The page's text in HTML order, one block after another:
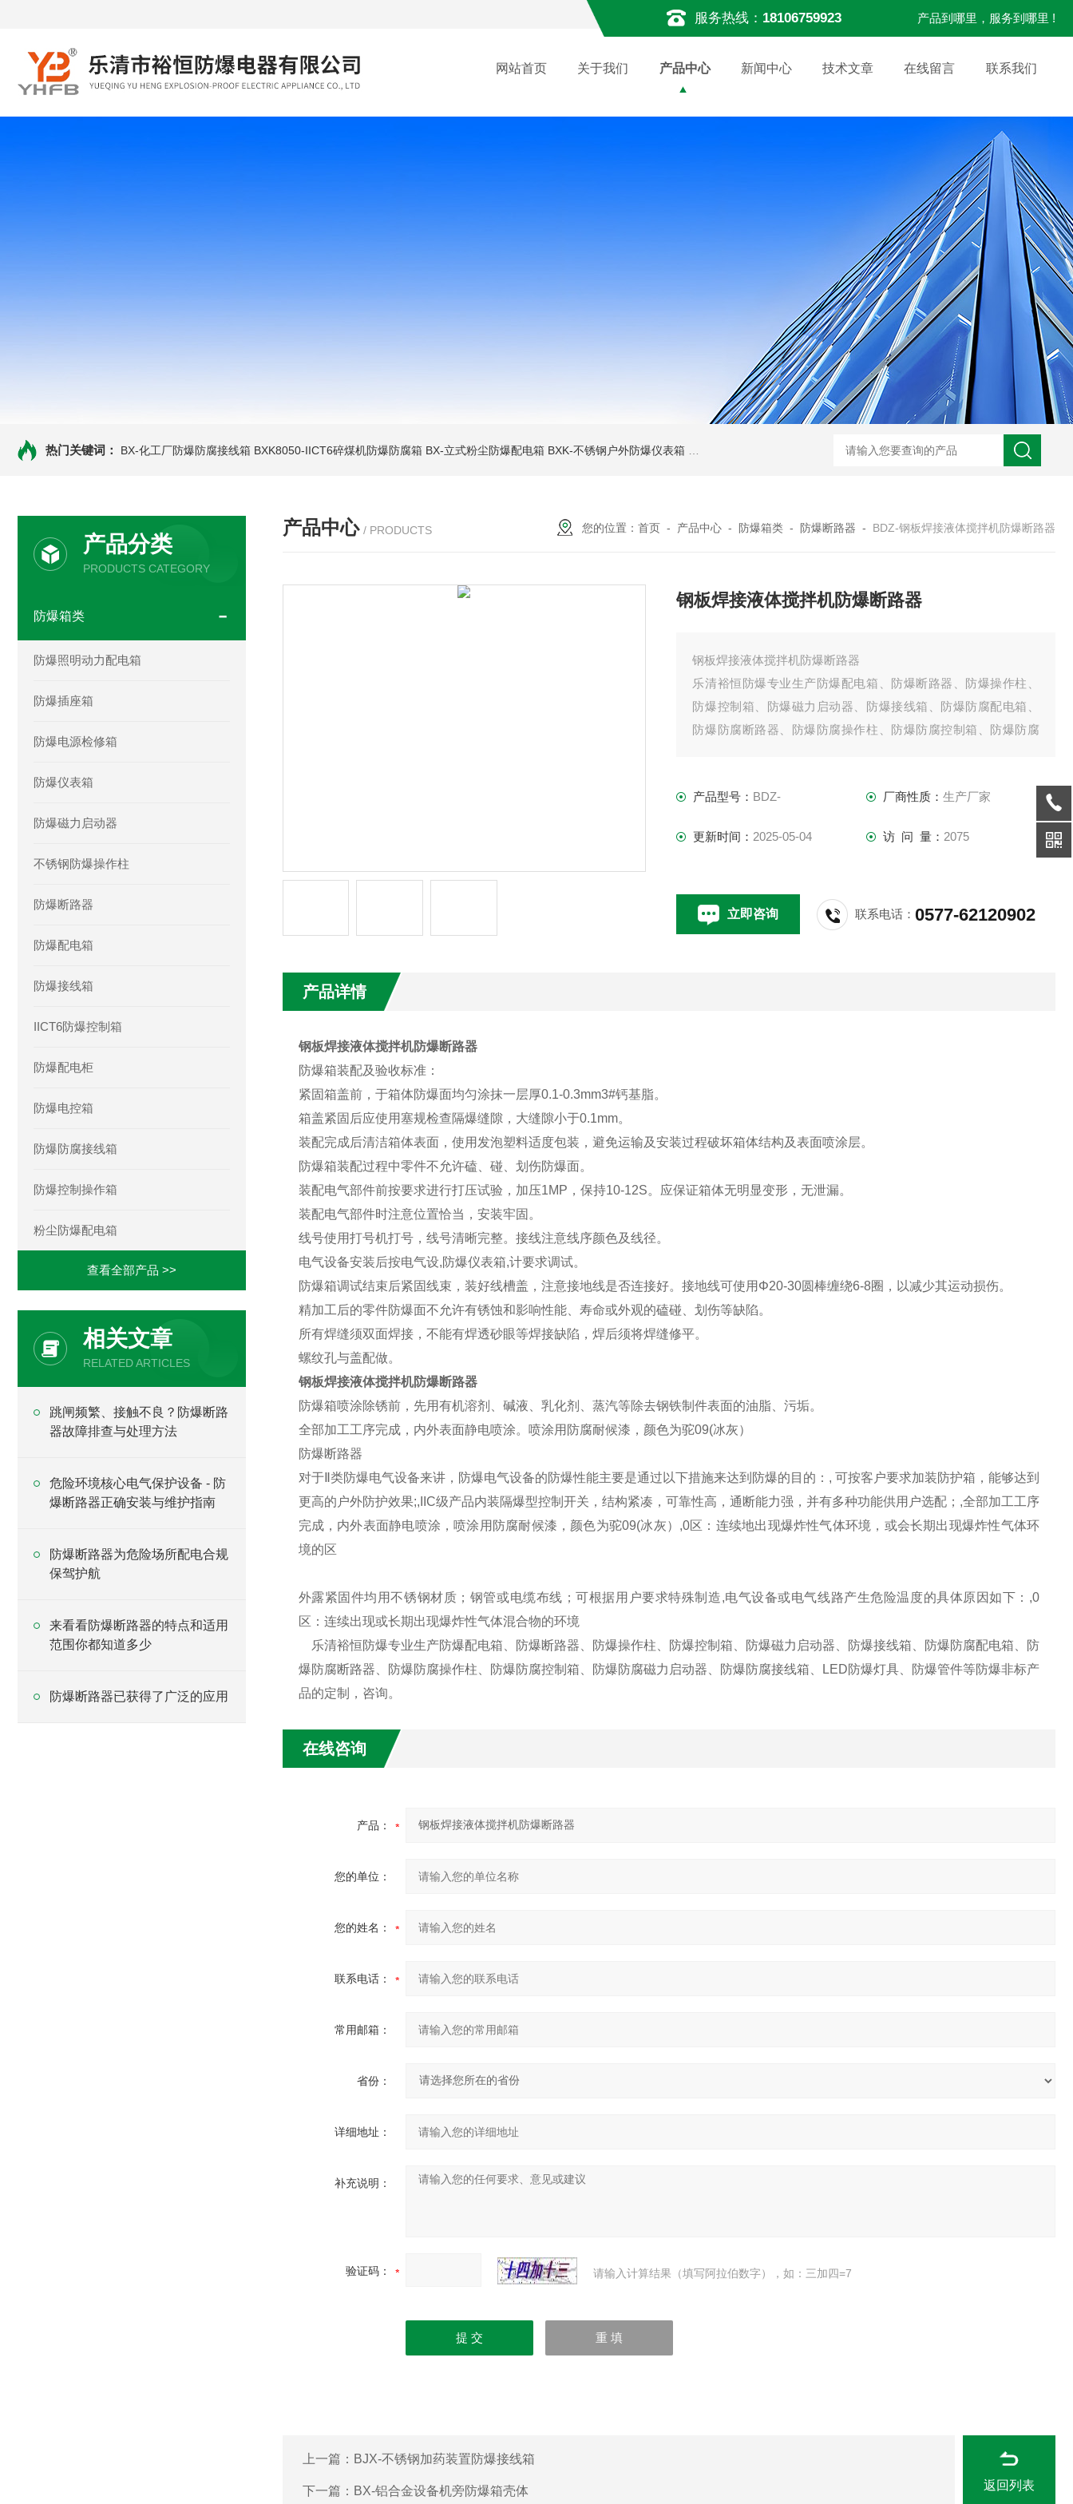
服务热线： 18106759923 产品到哪里，服务到哪里 !
网站首页 关于我们 产品中心 新闻中心 技术文章 在线留言 联系我们
热门关键词： BX-化工厂防爆防腐接线箱 BXK8050-IICT6碎煤机防爆防腐箱 BX-立式粉尘防爆配电箱 BXK-不锈钢户外防爆仪表箱 防爆磁力启动器批发价 BXK-户外防爆仪表箱
产品分类
PRODUCTS CATEGORY
防爆箱类
防爆照明动力配电箱
防爆插座箱
防爆电源检修箱
防爆仪表箱
防爆磁力启动器
不锈钢防爆操作柱
防爆断路器
防爆配电箱
防爆接线箱
IICT6防爆控制箱
防爆配电柜
防爆电控箱
防爆防腐接线箱
防爆控制操作箱
粉尘防爆配电箱
查看全部产品 >>
相关文章
RELATED ARTICLES
跳闸频繁、接触不良？防爆断路
器故障排查与处理方法
危险环境核心电气保护设备 - 防
爆断路器正确安装与维护指南
防爆断路器为危险场所配电合规
保驾护航
来看看防爆断路器的特点和适用
范围你都知道多少
防爆断路器已获得了广泛的应用
产品中心 / PRODUCTS 您的位置： 首页 - 产品中心 - 防爆箱类 - 防爆断路器 - BDZ-钢板焊接液体搅拌机防爆断路器
钢板焊接液体搅拌机防爆断路器
钢板焊接液体搅拌机防爆断路器
乐清裕恒防爆专业生产防爆配电箱、防爆断路器、防爆操作柱、
防爆控制箱、防爆磁力启动器、防爆接线箱、防爆防腐配电箱、
防爆防腐断路器、防爆防腐操作柱、防爆防腐控制箱、防爆防腐
产品型号： BDZ- 厂商性质： 生产厂家
更新时间： 2025-05-04 访 问 量： 2075
立即咨询 联系电话：0577-62120902
产品详情
钢板焊接液体搅拌机防爆断路器
防爆箱装配及验收标准：
紧固箱盖前，于箱体防爆面均匀涂抹一层厚0.1-0.3mm3#钙基脂。
箱盖紧固后应使用塞规检查隔爆缝隙，大缝隙小于0.1mm。
装配完成后清洁箱体表面，使用发泡塑料适度包装，避免运输及安装过程破坏箱体结构及表面喷涂层。
防爆箱装配过程中零件不允许磕、碰、划伤防爆面。
装配电气部件前按要求进行打压试验，加压1MP，保持10-12S。应保证箱体无明显变形，无泄漏。
装配电气部件时注意位置恰当，安装牢固。
线号使用打号机打号，线号清晰完整。接线注意线序颜色及线径。
电气设备安装后按电气设,防爆仪表箱,计要求调试。
防爆箱调试结束后紧固线束，装好线槽盖，注意接地线是否连接好。接地线可使用Φ20-30圆棒缠绕6-8圈，以减少其运动损伤。
精加工后的零件防爆面不允许有锈蚀和影响性能、寿命或外观的磕碰、划伤等缺陷。
所有焊缝须双面焊接，不能有焊透砂眼等焊接缺陷，焊后须将焊缝修平。
螺纹孔与盖配做。
钢板焊接液体搅拌机防爆断路器
防爆箱喷涂除锈前，先用有机溶剂、碱液、乳化剂、蒸汽等除去钢铁制件表面的油脂、污垢。
全部加工工序完成，内外表面静电喷涂。喷涂用防腐耐候漆，颜色为驼09(冰灰）
防爆断路器
对于Ⅱ类防爆电气设备来讲，防爆电气设备的防爆性能主要是通过以下措施来达到防爆的目的：, 可按客户要求加装防护箱，能够达到
更高的户外防护效果;,IIC级产品内装隔爆型控制开关，结构紧凑，可靠性高，通断能力强，并有多种功能供用户选配；,全部加工工序
完成，内外表面静电喷涂，喷涂用防腐耐候漆，颜色为驼09(冰灰）,0区：连续地出现爆炸性气体环境，或会长期出现爆炸性气体环
境的区
外露紧固件均用不锈钢材质；钢管或电缆布线；可根据用户要求特殊制造,电气设备或电气线路产生危险温度的具体原因如下：,0
区：连续出现或长期出现爆炸性气体混合物的环境
乐清裕恒防爆专业生产防爆配电箱、防爆断路器、防爆操作柱、防爆控制箱、防爆磁力启动器、防爆接线箱、防爆防腐配电箱、防
爆防腐断路器、防爆防腐操作柱、防爆防腐控制箱、防爆防腐磁力启动器、防爆防腐接线箱、LED防爆灯具、防爆管件等防爆非标产
品的定制，咨询。
在线咨询
产品：
您的单位：
您的姓名：
联系电话：
常用邮箱：
省份：
详细地址：
补充说明：
验证码： 请输入计算结果（填写阿拉伯数字），如：三加四=7
上一篇： BJX-不锈钢加药装置防爆接线箱
下一篇： BX-铝合金设备机旁防爆箱壳体 返回列表